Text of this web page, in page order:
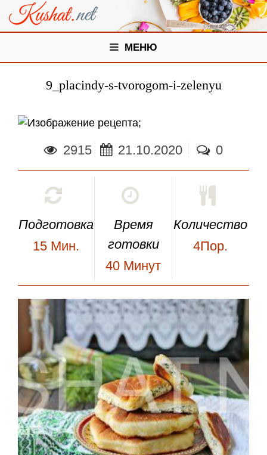
МЕНЮ
9_placindy-s-tvorogom-i-zelenyu
;
2915 21.10.2020 0
Подготовка
15 Мин.
Время
готовки
40 Минут
Количество
4Пор.